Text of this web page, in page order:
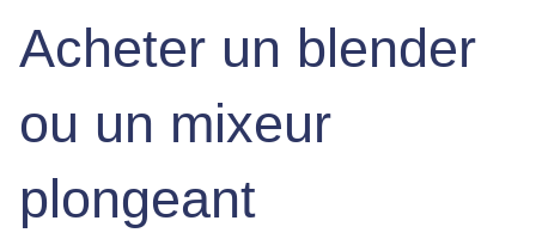
Acheter un blender
ou un mixeur
plongeant